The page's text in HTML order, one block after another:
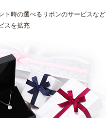
ト時の選べるリボンのサービスなど
スを拡充